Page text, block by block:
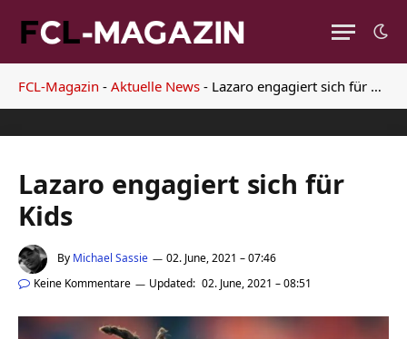
FCL-Magazin - Aktuelle News - Lazaro engagiert sich für Kids
Lazaro engagiert sich für
Kids
By Michael Sassie
02. June, 2021 – 07:46
Keine Kommentare
Updated: 02. June, 2021 – 08:51